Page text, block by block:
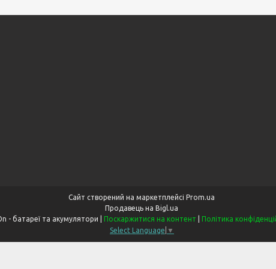
Сайт створений на маркетплейсі Prom.ua
Продавець на Bigl.ua
Поскаржитися на контент
Політика
Select Language ▼